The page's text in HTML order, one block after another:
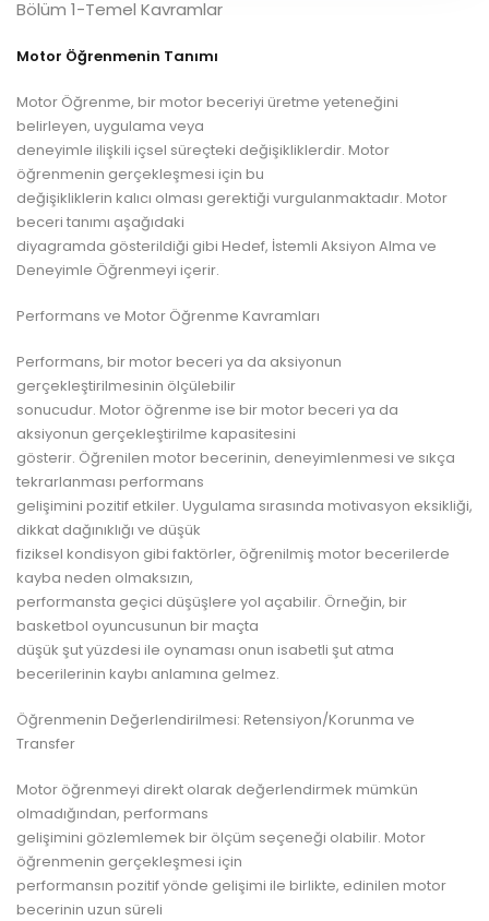
Bölüm 1-Temel Kavramlar
Motor Öğrenmenin Tanımı
Motor Öğrenme, bir motor beceriyi üretme yeteneğini
belirleyen, uygulama veya
deneyimle ilişkili içsel süreçteki değişikliklerdir. Motor
öğrenmenin gerçekleşmesi için bu
değişikliklerin kalıcı olması gerektiği vurgulanmaktadır. Motor
beceri tanımı aşağıdaki
diyagramda gösterildiği gibi Hedef, İstemli Aksiyon Alma ve
Deneyimle Öğrenmeyi içerir.
Performans ve Motor Öğrenme Kavramları
Performans, bir motor beceri ya da aksiyonun
gerçekleştirilmesinin ölçülebilir
sonucudur. Motor öğrenme ise bir motor beceri ya da
aksiyonun gerçekleştirilme kapasitesini
gösterir. Öğrenilen motor becerinin, deneyimlenmesi ve sıkça
tekrarlanması performans
gelişimini pozitif etkiler. Uygulama sırasında motivasyon eksikliği,
dikkat dağınıklığı ve düşük
fiziksel kondisyon gibi faktörler, öğrenilmiş motor becerilerde
kayba neden olmaksızın,
performansta geçici düşüşlere yol açabilir. Örneğin, bir
basketbol oyuncusunun bir maçta
düşük şut yüzdesi ile oynaması onun isabetli şut atma
becerilerinin kaybı anlamına gelmez.
Öğrenmenin Değerlendirilmesi: Retensiyon/Korunma ve
Transfer
Motor öğrenmeyi direkt olarak değerlendirmek mümkün
olmadığından, performans
gelişimini gözlemlemek bir ölçüm seçeneği olabilir. Motor
öğrenmenin gerçekleşmesi için
performansın pozitif yönde gelişimi ile birlikte, edinilen motor
becerinin uzun süreli